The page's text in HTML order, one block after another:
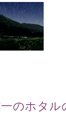
一のホタル